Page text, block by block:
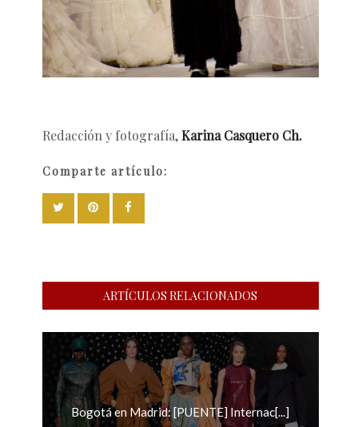
Redacción y fotografía,Karina Casquero Ch.
Comparte artículo:
ARTÍCULOS RELACIONADOS
Bogotá en Madrid: [PUENTE] Internac[...]